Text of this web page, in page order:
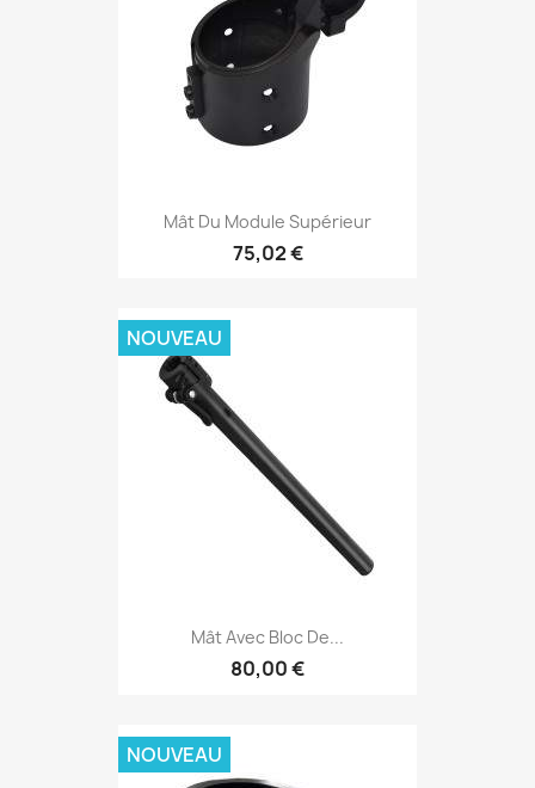
Mât Du Module Supérieur
75,02 €
Mât Avec Bloc De...
80,00 €
NOUVEAU
NOUVEAU